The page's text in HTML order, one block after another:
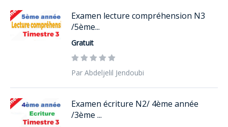
Examen lecture compréhension N3
/5ème...
Gratuit
Par Abdeljelil Jendoubi
Examen écriture N2/ 4ème année
/3ème ...